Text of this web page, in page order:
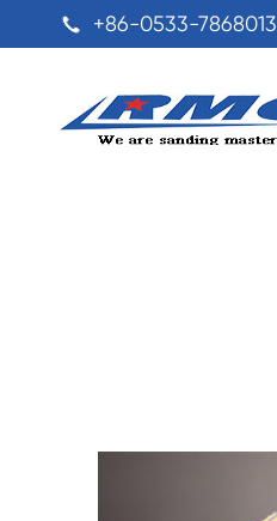
 +86-0533-7868013